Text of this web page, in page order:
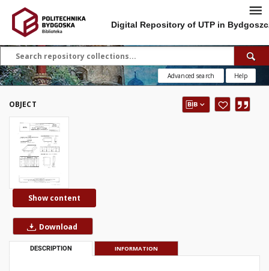
Digital Repository of UTP in
Advanced search Help
OBJECT
Show content
Download
DESCRIPTION INFORMATION